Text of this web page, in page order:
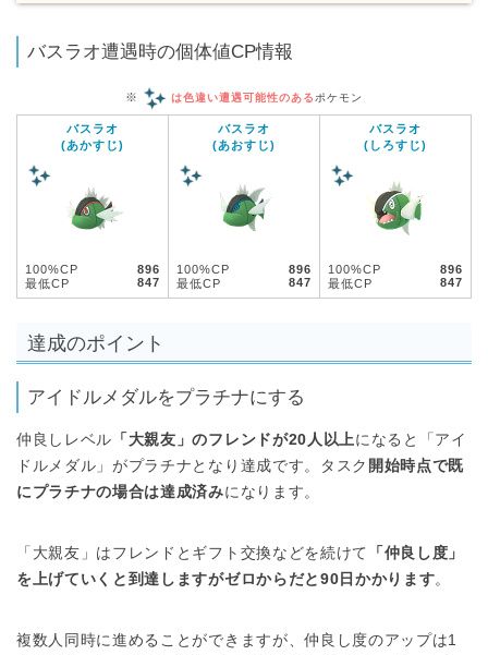
バスラオ遭遇時の個体値CP情報
※ は色違い遭遇可能性のある ポケモン
バスラオ
(あかすじ)
100%CP
896
最低CP
847
バスラオ
(あおすじ)
100%CP
896
最低CP
847
バスラオ
(しろすじ)
100%CP
896
最低CP
847
達成のポイント
アイドルメダルをプラチナにする
仲良しレベル 「大親友」のフレンドが20人以上になると「アイ
ドルメダル」がプラチナとなり達成です。タスク 開始時点で既
にプラチナの場合は達成済みになります。
「大親友」はフレンドとギフト交換などを続けて
「仲良し度」
を上げていくと到達しますがゼロからだと90日かかります。
複数人同時に進めることができますが、仲良し度のアップは1